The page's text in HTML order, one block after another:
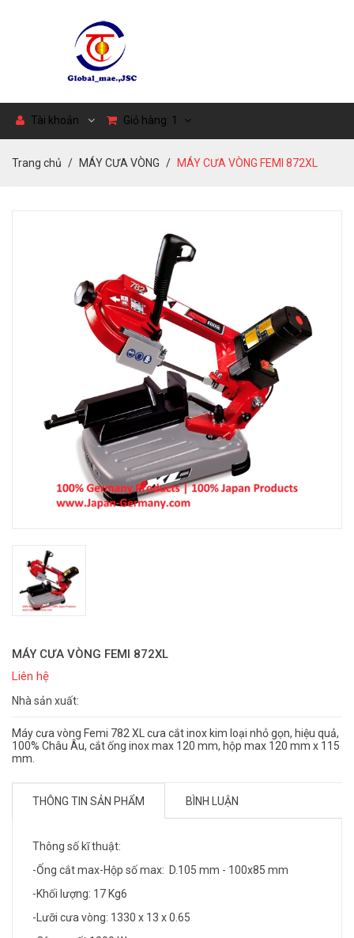
Tài khoản Giỏ hàng: 1
Trang chủ MÁY CƯA VÒNG MÁY CƯA VÒNG FEMI 872XL
MÁY CƯA VÒNG FEMI 872XL
Liên hệ
Nhà sản xuất:
Máy cưa vòng Femi 782 XL cưa cắt inox kim loại nhỏ gọn, hiệu quả,
100% Châu Âu, cắt ống inox max 120 mm, hộp max 120 mm x 115
mm.
THÔNG TIN SẢN PHẨM BÌNH LUẬN
Thông số kĩ thuật:
-Ống cắt max-Hộp số max: D.105 mm - 100x85 mm
-Khối lượng: 17 Kg6
-Lưỡi cưa vòng: 1330 x 13 x 0.65